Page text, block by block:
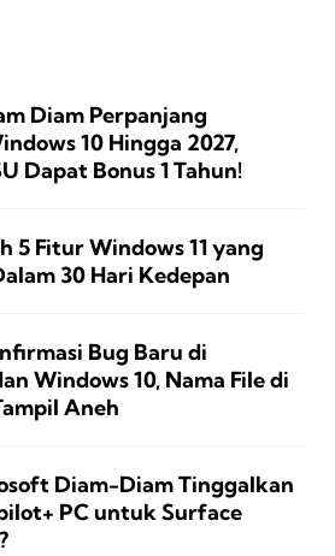
Diam Perpanjang
10 Hingga 2027,
Dapat Bonus 1 Tahun!
5 Fitur Windows 11 yang
30 Hari Kedepan
Bug Baru di
Windows 10, Nama File di
Aneh
Diam-Diam Tinggalkan
PC untuk Surface